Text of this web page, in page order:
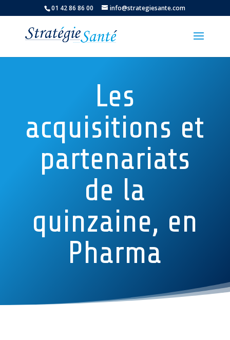
01 42 86 86 00 info@strategiesante.com
Les
acquisitions et
partenariats
de la
quinzaine, en
Pharma